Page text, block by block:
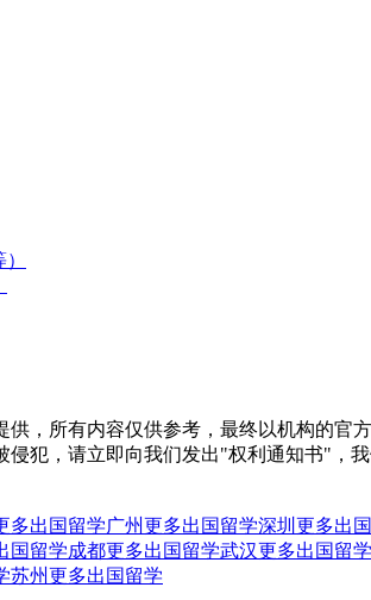
，所有内容仅供参考，最终以机构的
犯，请立即向我们发出"权利通知书"，
多出国留学广州更多出国留学深圳更多出
国留学成都更多出国留学武汉更多出国留学
苏州更多出国留学